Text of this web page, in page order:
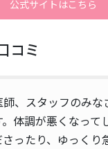
公式サイトはこちら
コミ
、スタッフのみな
体調が悪くなって
ったり、ゆっくり